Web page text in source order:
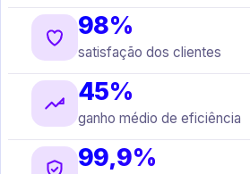
98%
satisfação dos clientes
45%
ganho médio de eficiência
99,9%